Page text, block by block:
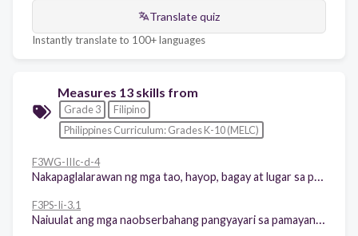
Translate quiz
Instantly translate to 100+ languages
Measures 13 skills from
Grade 3
Filipino
Philippines Curriculum: Grades K-10 (MELC)
F3WG-IIIc-d-4
F3PS-Ii-3.1